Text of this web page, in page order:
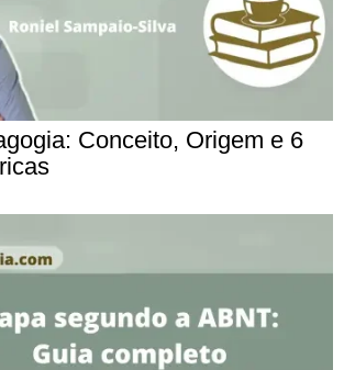
Conceito, Origem e 6